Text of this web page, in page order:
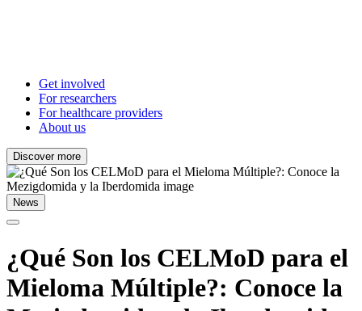
Get involved
For researchers
For healthcare providers
About us
Discover more
News
¿Qué Son los CELMoD para el
Mieloma Múltiple?: Conoce la